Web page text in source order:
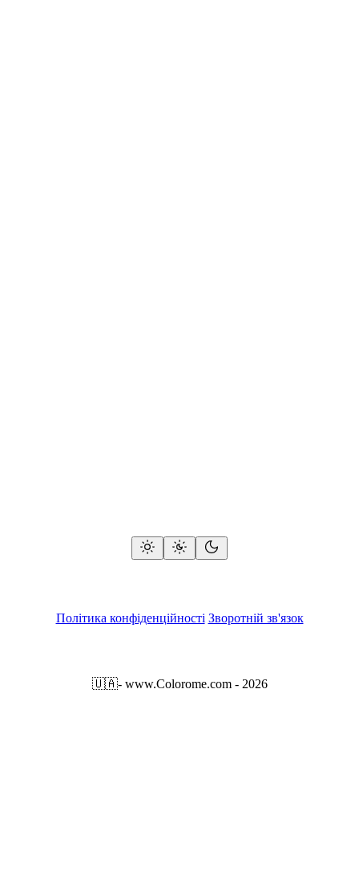
Політика конфіденційності Зворотній зв'язок
🇺🇦- www.Colorome.com - 2026